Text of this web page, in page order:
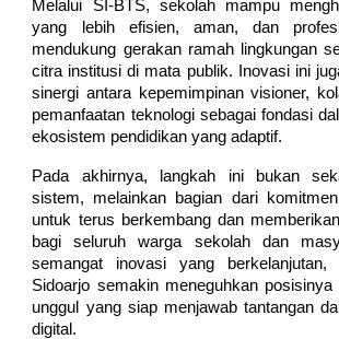
Melalui SI-BTS, sekolah mampu
yang lebih efisien, aman, dan
mendukung gerakan ramah lingkungan
citra institusi di mata publik. Inovasi ini
sinergi antara kepemimpinan visioner,
pemanfaatan teknologi sebagai fondasi
ekosistem pendidikan yang adaptif.
Pada akhirnya, langkah ini bukan
sistem, melainkan bagian dari
untuk terus berkembang dan
bagi seluruh warga sekolah dan
semangat inovasi yang
Sidoarjo semakin meneguhkan
unggul yang siap menjawab tantangan
digital.